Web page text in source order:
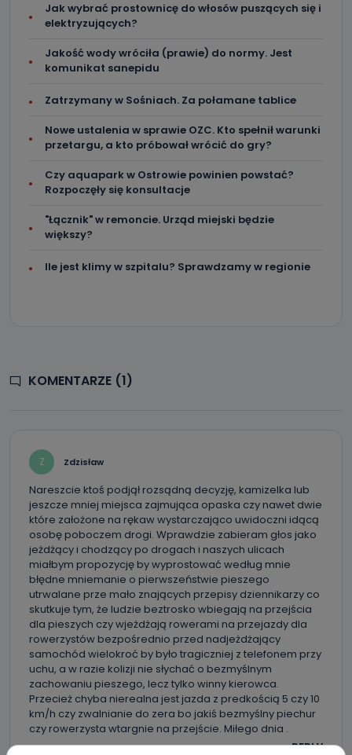
Jak wybrać prostownicę do włosów puszących się i
elektryzujących?
Jakość wody wróciła (prawie) do normy. Jest
komunikat sanepidu
Zatrzymany w Sośniach. Za połamane tablice
Nowe ustalenia w sprawie OZC. Kto spełnił warunki
przetargu, a kto próbował wrócić do gry?
Czy aquapark w Ostrowie powinien powstać?
Rozpoczęły się konsultacje
"Łącznik" w remoncie. Urząd miejski będzie
większy?
Ile jest klimy w szpitalu? Sprawdzamy w regionie
KOMENTARZE (1)
Z Zdzisław
Nareszcie ktoś podjął rozsądną decyzję, kamizelka lub
jeszcze mniej miejsca zajmująca opaska czy nawet dwie
które założone na rękaw wystarczająco uwidoczni idącą
osobę poboczem drogi. Wprawdzie zabieram głos jako
jeżdżący i chodzący po drogach i naszych ulicach
miałbym propozycję by wyprostować według mnie
błędne mniemanie o pierwszeństwie pieszego
utrwalane prze mało znających przepisy dziennikarzy co
skutkuje tym, że ludzie beztrosko wbiegają na przejścia
dla pieszych czy wjeżdżają rowerami na przejazdy dla
rowerzystów bezpośrednio przed nadjeżdżający
samochód wielokroć by było tragiczniej z telefonem przy
uchu, a w razie kolizji nie słychać o bezmyślnym
zachowaniu pieszego, lecz tylko winny kierowca.
Przecież chyba nierealna jest jazda z predkością 5 czy 10
km/h czy zwalnianie do zera bo jakiś bezmyślny piechur
czy rowerzysta wtargnie na przejście. Miłego dnia .
REPLY